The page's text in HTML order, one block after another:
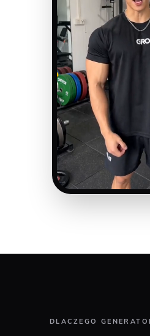
DLACZEGO